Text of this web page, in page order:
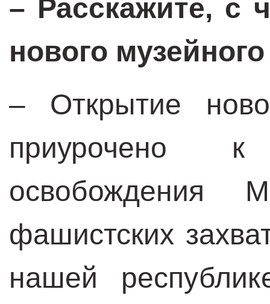
– Расскажите, с
нового
– Открытие
приурочено
освобождения
фашистских
нашей